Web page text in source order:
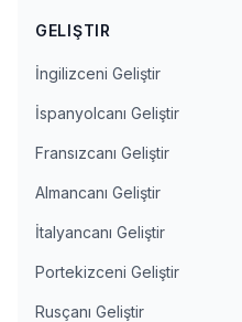
GELIŞTIR
İngilizceni Geliştir
İspanyolcanı Geliştir
Fransızcanı Geliştir
Almancanı Geliştir
İtalyancanı Geliştir
Portekizceni Geliştir
Rusçanı Geliştir